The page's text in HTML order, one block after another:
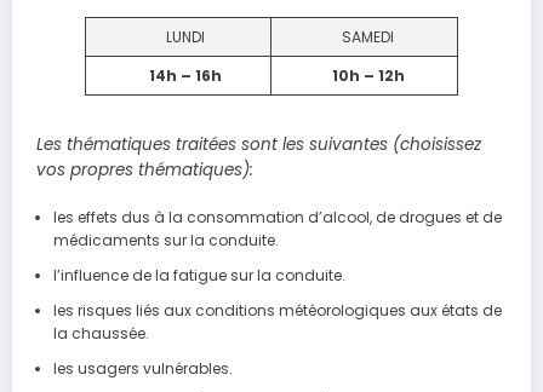
LUNDI
SAMEDI
14h – 16h
10h – 12h
Les thématiques traitées sont les suivantes (choisissez
vos propres thématiques):
les effets dus à la consommation d’alcool, de drogues et de
médicaments sur la conduite.
l’influence de la fatigue sur la conduite.
les risques liés aux conditions météorologiques aux états de
la chaussée.
les usagers vulnérables.